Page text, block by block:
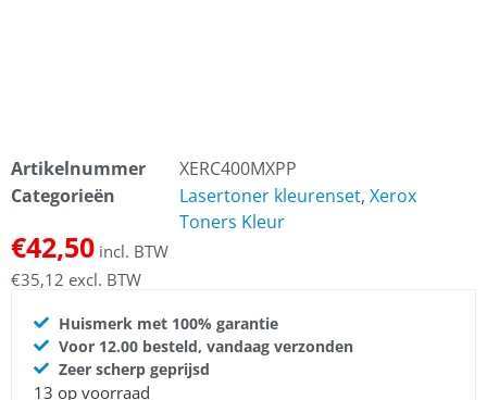
Artikelnummer
XERC400MXPP
Categorieën
Lasertoner kleurenset, Xerox
Toners Kleur
€42,50 incl. BTW
€35,12 excl. BTW
Huismerk met 100% garantie
Voor 12.00 besteld, vandaag verzonden
Zeer scherp geprijsd
13 op voorraad